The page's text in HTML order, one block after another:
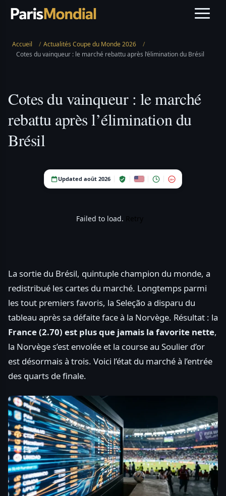
Accueil / Actualités Coupe du Monde 2026
/
Cotes du vainqueur : le marché rebattu après l’élimination du Brésil
Cotes du vainqueur : le marché
rebattu après l’élimination du
Brésil
Updated août 2026 18+
Failed to load.
La sortie du Brésil, quintuple champion du monde, a
redistribué les cartes du marché. Longtemps parmi
les tout premiers favoris, la Seleção a disparu du
tableau après sa défaite face à la Norvège. Résultat : la
France (2.70) est plus que jamais la favorite nette,
la Norvège s’est envolée et la course au Soulier d’or
est désormais à trois. Voici l’état du marché à l’entrée
des quarts de finale.